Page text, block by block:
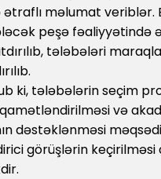
məlumat veriblər.
peşə fəaliyyətində
tələbələri
ki, tələbələrin seçim
və
dəstəklənməsi
görüşlərin keçirilməsi